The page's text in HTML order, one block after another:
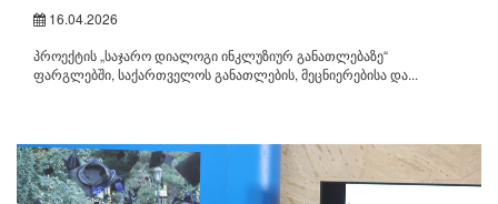
16.04.2026
პროექტის „საჯარო დიალოგი ინკლუზიურ განათლებაზე“
ფარგლებში, საქართველოს განათლების, მეცნიერებისა და...